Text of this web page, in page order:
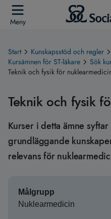
Meny
Start Kunskapsstöd och regler
Kursämnen för ST-läkare
Sök
Teknik och fysik för
Teknik och fysik
Kurser i detta ämne syftar
grundläggande
relevans för
Målgrupp
Nuklearmedicin